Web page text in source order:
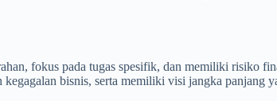
fokus pada tugas spesifik, dan memiliki risiko
bisnis, serta memiliki visi jangka panjang